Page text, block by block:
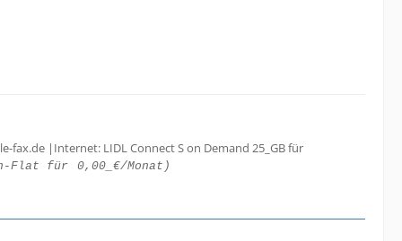
fax.de |Internet: LIDL Connect S on Demand 25_GB für
Flat für 0,00_€/Monat)